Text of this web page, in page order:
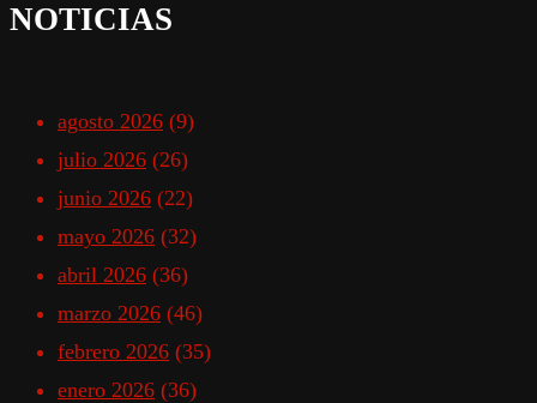
NOTICIAS
agosto 2026 (9)
julio 2026 (26)
junio 2026 (22)
mayo 2026 (32)
abril 2026 (36)
marzo 2026 (46)
febrero 2026 (35)
enero 2026 (36)